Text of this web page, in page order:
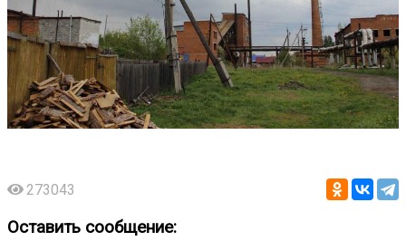
273043
Оставить сообщение: